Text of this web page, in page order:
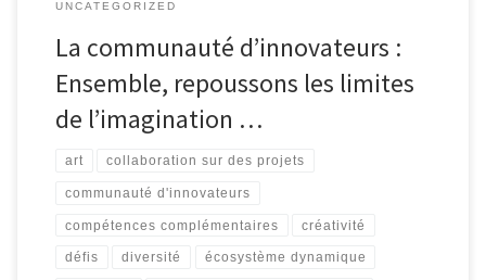
UNCATEGORIZED
La communauté d’innovateurs :
Ensemble, repoussons les limites
de l’imagination …
art collaboration sur des projets
communauté d'innovateurs
compétences complémentaires créativité
défis diversité écosystème dynamique